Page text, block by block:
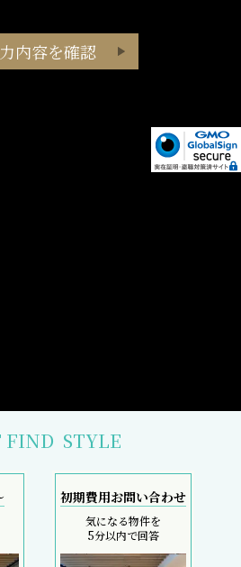
FIND STYLE
初期費用お問い合わせ
気になる物件を
5分以内で回答